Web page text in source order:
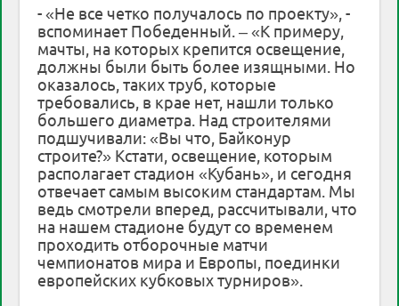
- «Не все четко получалось по проекту», -
вспоминает Победенный. – «К примеру,
мачты, на которых крепится освещение,
должны были быть более изящными. Но
оказалось, таких труб, которые
требовались, в крае нет, нашли только
большего диаметра. Над строителями
подшучивали: «Вы что, Байконур
строите?» Кстати, освещение, которым
располагает стадион «Кубань», и сегодня
отвечает самым высоким стандартам. Мы
ведь смотрели вперед, рассчитывали, что
на нашем стадионе будут со временем
проходить отборочные матчи
чемпионатов мира и Европы, поединки
европейских кубковых турниров».